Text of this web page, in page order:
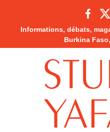
Informations, débats,
Burkina